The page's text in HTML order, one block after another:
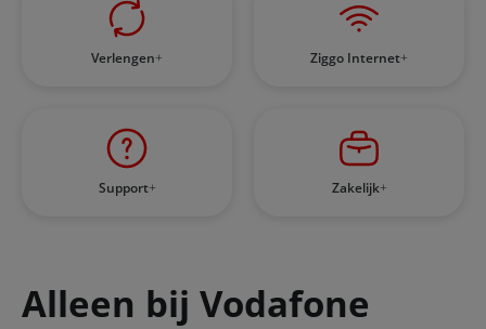
Verlengen Ziggo Internet
Support Zakelijk
Alleen bij Vodafone